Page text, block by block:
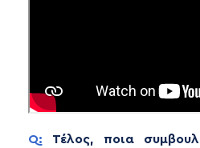
Q: Τέλος, ποια